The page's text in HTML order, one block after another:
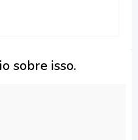
sobre isso.